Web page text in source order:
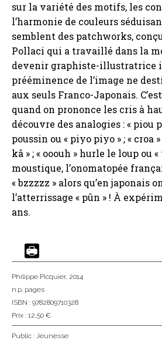
sur la variété des motifs, les
l’harmonie de couleurs
semblent des patchworks,
Pollaci qui a travaillé dans la
devenir graphiste-illustratrice
prééminence de l’image ne
aux seuls Franco-Japonais.
quand on prononce les cris à
découvre des analogies : « piou
poussin ou « piyo piyo » ; « croa
kâ » ; « ooouh » hurle le loup ou
moustique, l’onomatopée
« bzzzzz » alors qu’en japonais
l’atterrissage « pûn » ! À
ans.
Philippe Picquier, 2014
n.p. pages
ISBN : 9782809710328
Prix : 12,50 €
Public : Jeunesse